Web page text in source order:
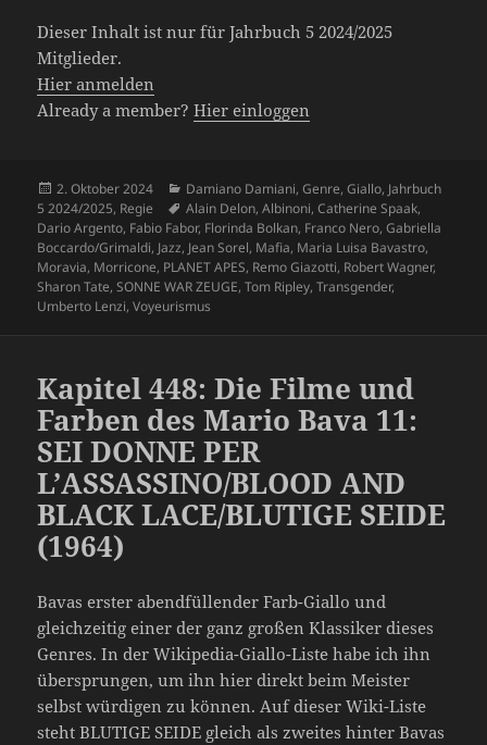
Dieser Inhalt ist nur für Jahrbuch 5 2024/2025
Mitglieder.
Hier anmelden
Already a member?Hier einloggen
Veröffentlicht
am
2. Oktober 2024 Kategorien
Damiano Damiani,Genre,Giallo, Jahrbuch
5 2024/2025, Regie Schlagwörter
Alain Delon,Albinoni,Catherine Spaak,
Dario Argento, Fabio Fabor, Florinda Bolkan, Franco Nero,Gabriella
Boccardo/Grimaldi, Jazz, Jean Sorel, Mafia, Maria Luisa Bavastro,
Moravia, Morricone, PLANET APES, Remo Giazotti, Robert Wagner,
Sharon Tate,SONNE WAR ZEUGE,Tom Ripley,Transgender,
Umberto Lenzi,Voyeurismus
Kapitel 448: Die Filme und
Farben des Mario Bava 11:
SEI DONNE PER
L’ASSASSINO/BLOOD AND
BLACK LACE/BLUTIGE SEIDE
(1964)
Bavas erster abendfüllender Farb-Giallo und
gleichzeitig einer der ganz großen Klassiker dieses
Genres. In der Wikipedia-Giallo-Liste habe ich ihn
übersprungen, um ihn hier direkt beim Meister
selbst würdigen zu können. Auf dieser Wiki-Liste
steht BLUTIGE SEIDE gleich als zweites hinter Bavas